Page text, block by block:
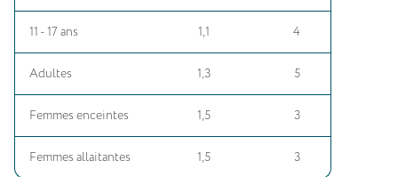
11 - 17 ans 1,1 4
Adultes 1,3 5
Femmes enceintes 1,5 3
Femmes allaitantes 1,5 3